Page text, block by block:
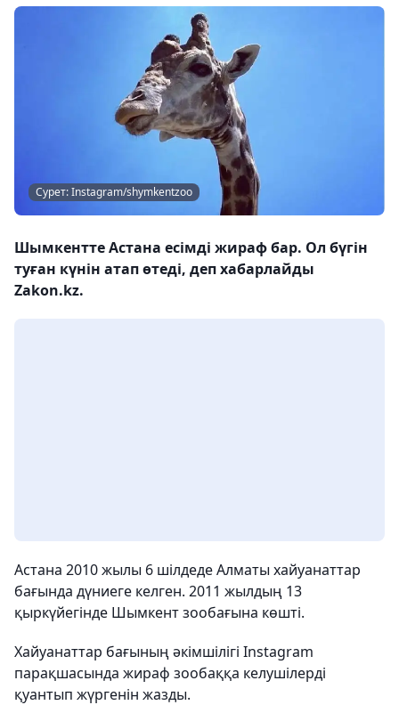
Сурет: Instagram/shymkentzoo
Шымкентте Астана есімді жираф бар. Ол бүгін
туған күнін атап өтеді, деп хабарлайды
Zakon.kz.
Астана 2010 жылы 6 шілдеде Алматы хайуанаттар
бағында дүниеге келген. 2011 жылдың 13
қыркүйегінде Шымкент зообағына көшті.
Хайуанаттар бағының әкімшілігі Instagram
парақшасында жираф зообаққа келушілерді
қуантып жүргенін жазды.